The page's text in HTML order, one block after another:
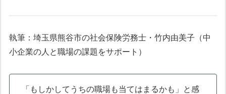
執筆：埼玉県熊谷市の社会保険労務士・竹内由美子（中
小企業の人と職場の課題をサポート）
「もしかしてうちの職場も当てはまるかも」と感